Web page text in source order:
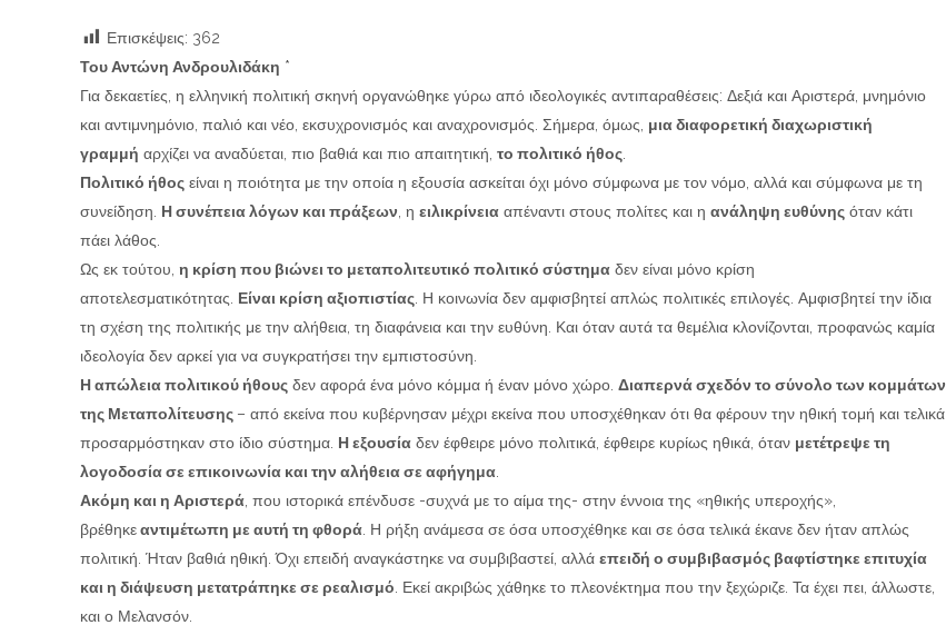
Επισκέψεις: 362
Του Αντώνη Ανδρουλιδάκη *
Για δεκαετίες, η ελληνική πολιτική σκηνή οργανώθηκε γύρω από ιδεολογικές αντιπαραθέσεις: Δεξιά και Αριστερά, μνημόνιο
και αντιμνημόνιο, παλιό και νέο, εκσυχρονισμός και αναχρονισμός. Σήμερα, όμως, μια διαφορετική διαχωριστική
γραμμή αρχίζει να αναδύεται, πιο βαθιά και πιο απαιτητική, το πολιτικό ήθος
Πολιτικό ήθος είναι η ποιότητα με την οποία η εξουσία ασκείται όχι μόνο σύμφωνα με τον νόμο, αλλά και σύμφωνα με τη
συνείδηση. Η συνέπεια λόγων και πράξεων , η ειλικρίνεια απέναντι στους πολίτες και η ανάληψη ευθύνης όταν κάτι
πάει λάθος.
Ως εκ τούτου, η κρίση που βιώνει το μεταπολιτευτικό πολιτικό σύστημα δεν είναι μόνο κρίση
αποτελεσματικότητας. Είναι κρίση αξιοπιστίας . Η κοινωνία δεν αμφισβητεί απλώς πολιτικές επιλογές. Αμφισβητεί την ίδια
τη σχέση της πολιτικής με την αλήθεια, τη διαφάνεια και την ευθύνη. Και όταν αυτά τα θεμέλια κλονίζονται, προφανώς καμία
ιδεολογία δεν αρκεί για να συγκρατήσει την εμπιστοσύνη.
Η απώλεια πολιτικού ήθους δεν αφορά ένα μόνο κόμμα ή έναν μόνο χώρο. Διαπερνά σχεδόν το σύνολο των κομμάτων
της Μεταπολίτευσης – από εκείνα που κυβέρνησαν μέχρι εκείνα που υποσχέθηκαν ότι θα φέρουν την ηθική τομή και τελικά
προσαρμόστηκαν στο ίδιο σύστημα. Η εξουσία δεν έφθειρε μόνο πολιτικά, έφθειρε κυρίως ηθικά, όταν μετέτρεψε τη
λογοδοσία σε επικοινωνία και την αλήθεια σε αφήγημα
Ακόμη και η Αριστερά , που ιστορικά επένδυσε -συχνά με το αίμα της- στην έννοια της «ηθικής υπεροχής»,
βρέθηκεαντιμέτωπη με αυτή τη φθορά . Η ρήξη ανάμεσα σε όσα υποσχέθηκε και σε όσα τελικά έκανε δεν ήταν απλώς
πολιτική. Ήταν βαθιά ηθική. Όχι επειδή αναγκάστηκε να συμβιβαστεί, αλλά επειδή ο συμβιβασμός βαφτίστηκε επιτυχία
και η διάψευση μετατράπηκε σε ρεαλισμό . Εκεί ακριβώς χάθηκε το πλεονέκτημα που την ξεχώριζε. Τα έχει πει, άλλωστε,
και ο Μελανσόν.